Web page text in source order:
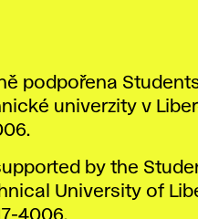
podpořena
univerzity v
by the
University of
4006.